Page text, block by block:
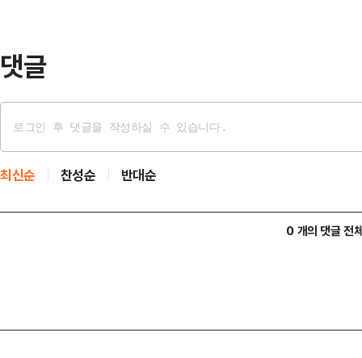
댓글
최신순 찬성순 반대순
0 개의 댓글 전